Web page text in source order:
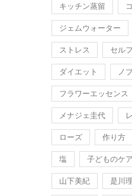
キッチン蒸留
ジェムウォーター
ストレス セル
ダイエット ノ
フラワーエッセンス
メナジェ圭代
ローズ 作り方
塩 子どものケア
山下美紀 是川